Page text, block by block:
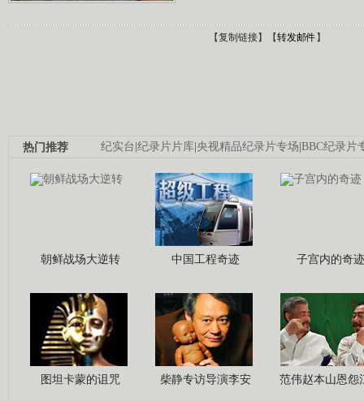
【复制链接】【转发邮件】
纪实台|纪录片片库|央视精品纪录片专场|BBC纪录片
热门推荐
朝鲜战场大逆转 中国工程奇迹 子宫内的奇迹
图坦卡蒙的诅咒 柴静专访导演李安 范伟赵本山恩怨